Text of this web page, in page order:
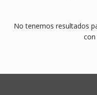
No tenemos resultados